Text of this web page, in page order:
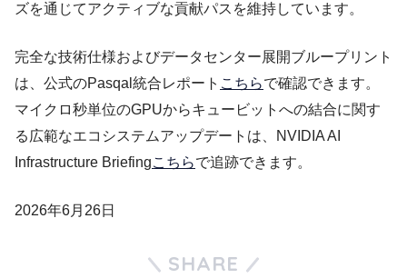
ズを通じてアクティブな貢献パスを維持しています。
完全な技術仕様およびデータセンター展開ブループリント
は、公式のPasqal統合レポート こちらで確認できます。
マイクロ秒単位のGPUからキュービットへの結合に関す
る広範なエコシステムアップデートは、NVIDIA AI
Infrastructure Briefingこちらで追跡できます。
2026年6月26日
SHARE